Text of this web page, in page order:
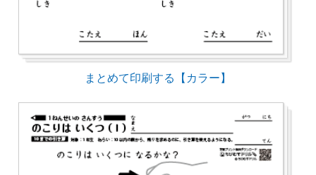
まとめて印刷する【カラー】